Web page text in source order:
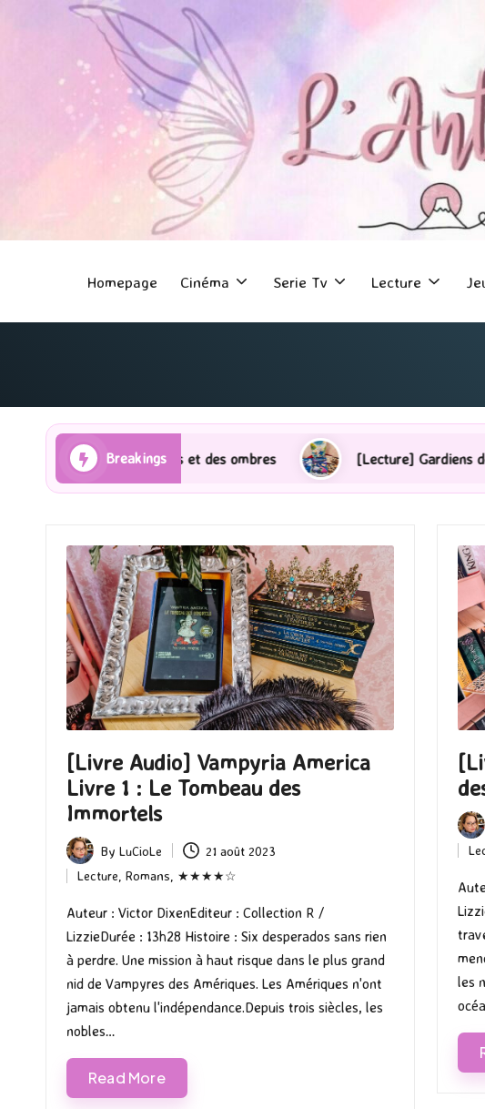
Homepage Cinéma Serie Tv Lecture
Breakings
et des ombres [Lecture] Gardiens des cités perdues : Le
[Livre Audio] Vampyria America
Livre 1 : Le Tombeau des
Immortels
Posted
by
By LuCioLe 21 août 2023
Posted
in
Lecture Romans ★★★★☆
Auteur : Victor DixenEditeur : Collection R /
LizzieDurée : 13h28 Histoire : Six desperados sans rien
à perdre. Une mission à haut risque dans le plus grand
nid de Vampyres des Amériques. Les Amériques n'ont
jamais obtenu l'indépendance.Depuis trois siècles, les
nobles…
Read More
by
in
les